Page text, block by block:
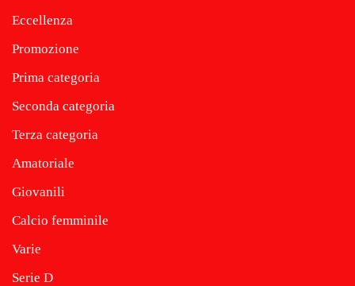
Eccellenza
Promozione
Prima categoria
Seconda categoria
Terza categoria
Amatoriale
Giovanili
Calcio femminile
Varie
Serie D